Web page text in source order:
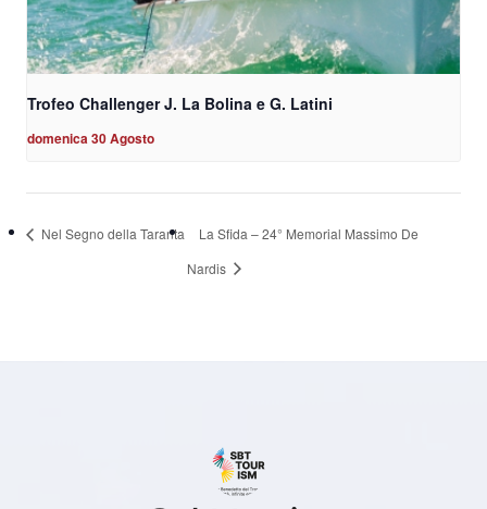
Trofeo Challenger J. La Bolina e G. Latini
domenica 30 Agosto
Nel Segno della Taranta
La Sfida – 24° Memorial Massimo De
Nardis